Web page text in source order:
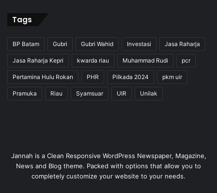
Tags
BP Batam Gubri Gubri Wahid Investasi Jasa Raharja
Jasa Raharja Kepri kwarda riau Muhammad Rudi pcr
Pertamina Hulu Rokan PHR Pilkada 2024 pkm uir
Pramuka Riau Syamsuar UIR Unilak
Jannah is a Clean Responsive WordPress Newspaper, Magazine,
News and Blog theme. Packed with options that allow you to
completely customize your website to your needs.